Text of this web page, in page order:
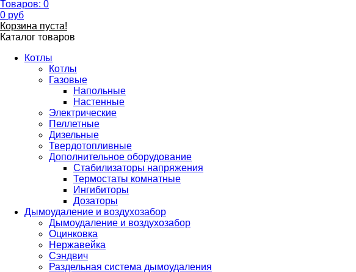
Товаров: 0
0 руб
Корзина пуста!
Каталог товаров
Котлы
Котлы
Газовые
Напольные
Настенные
Электрические
Пеллетные
Дизельные
Твердотопливные
Дополнительное оборудование
Стабилизаторы напряжения
Термостаты комнатные
Ингибиторы
Дозаторы
Дымоудаление и воздухозабор
Дымоудаление и воздухозабор
Оцинковка
Нержавейка
Сэндвич
Раздельная система дымоудаления